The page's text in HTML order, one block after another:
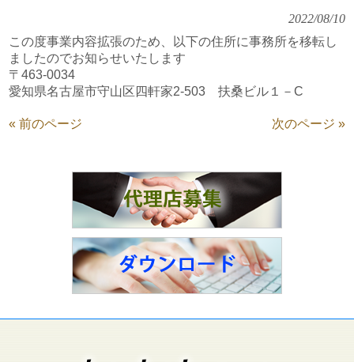
2022/08/10
この度事業内容拡張のため、以下の住所に事務所を移転し
ましたのでお知らせいたします
〒463-0034
愛知県名古屋市守山区四軒家2-503 扶桑ビル１－C
« 前のページ 次のページ »